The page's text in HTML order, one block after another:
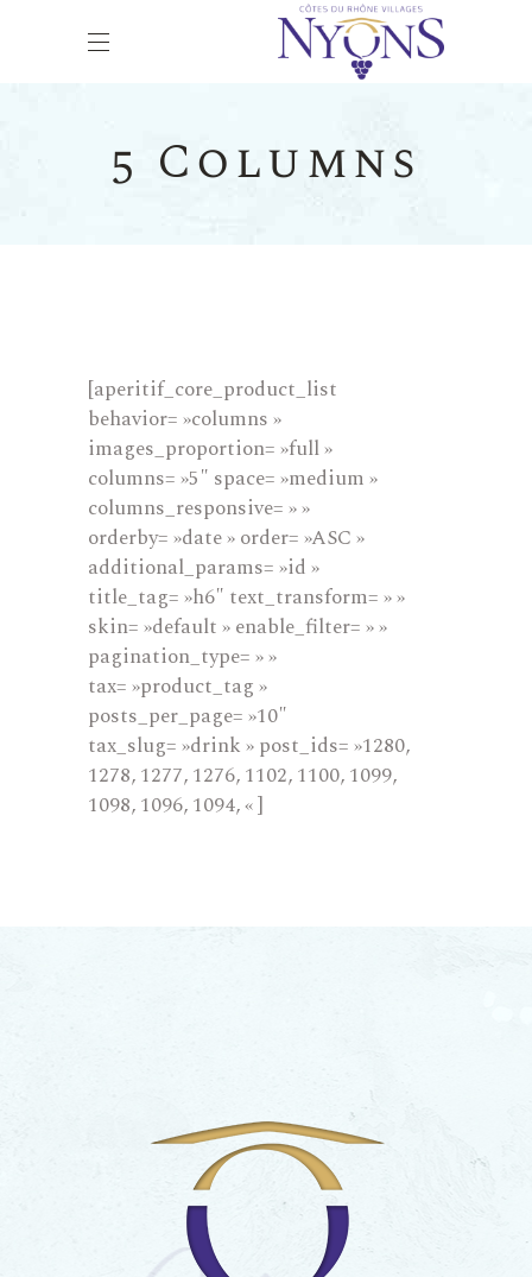
5 Columns
[aperitif_core_product_list
behavior= »columns »
images_proportion= »full »
columns= »5″ space= »medium »
columns_responsive= » »
orderby= »date » order= »ASC »
additional_params= »id »
title_tag= »h6″ text_transform= » »
skin= »default » enable_filter= » »
pagination_type= » »
tax= »product_tag »
posts_per_page= »10″
tax_slug= »drink » post_ids= »1280,
1278, 1277, 1276, 1102, 1100, 1099,
1098, 1096, 1094, « ]